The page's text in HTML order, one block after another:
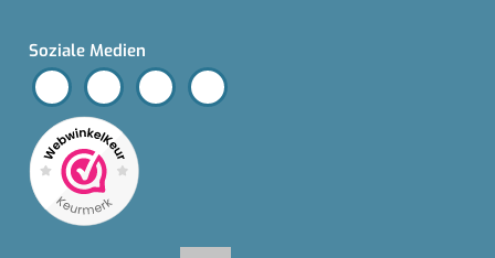
Soziale Medien